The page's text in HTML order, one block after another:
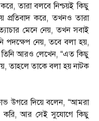
তারা বলবে নিশ্চয়ই কিছু
করে, তখনও তারা
মেনে নেয়, তখন সবাই
পদক্ষেপ নেয়, তবে বলা হয়,
তিনি আরও লেখেন, “এত কিছু
তাহলে তাকে বলা হয় নাটক
উগরে দিয়ে বলেন, “আমরা
করি, আর সেই সুযোগে কিছু